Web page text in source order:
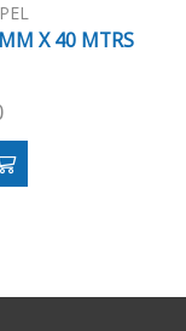
X 40 MTRS